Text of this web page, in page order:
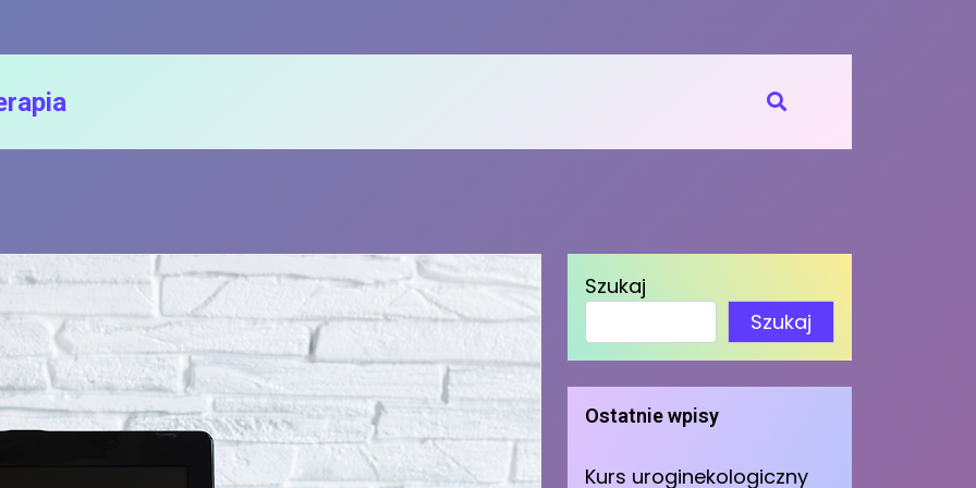
Szukaj
Szukaj
Ostatnie wpisy
Kurs uroginekologiczny